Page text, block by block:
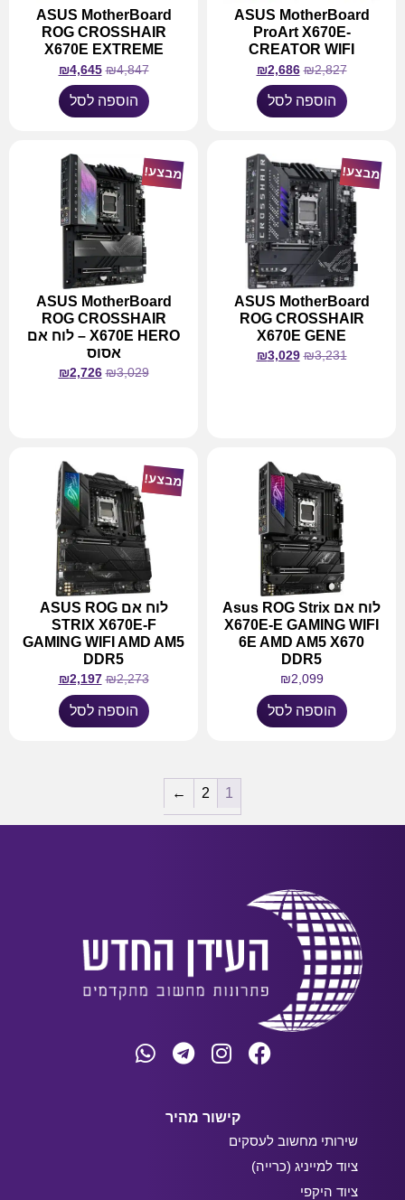
ASUS MotherBoard
ProArt X670E-
CREATOR WIFI
₪2,827
₪2,686
הוספה לסל
ASUS MotherBoard
ROG CROSSHAIR
X670E EXTREME
₪4,847
₪4,645
הוספה לסל
מבצע!
ASUS MotherBoard
ROG CROSSHAIR
X670E GENE
₪3,231
₪3,029
מבצע!
ASUS MotherBoard
ROG CROSSHAIR
X670E HERO – לוח אם
אסוס
₪3,029
₪2,726
לוח אם Asus ROG Strix
X670E-E GAMING WIFI
6E AMD AM5 X670
DDR5
₪2,099
הוספה לסל
מבצע!
לוח אם ASUS ROG
STRIX X670E-F
GAMING WIFI AMD AM5
DDR5
₪2,273
₪2,197
הוספה לסל
1
2
←
קישור מהיר
שירותי מחשוב לעסקים
ציוד למייניג (כרייה)
ציוד היקפי